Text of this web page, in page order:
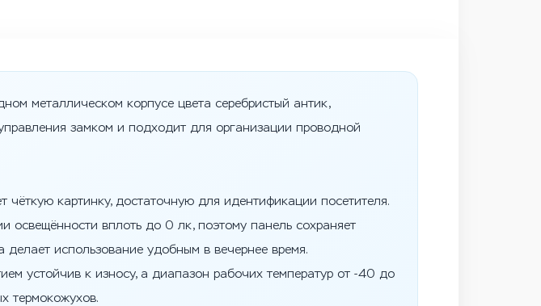
металлическом корпусе цвета серебристый антик,
замком и подходит для организации проводной
картинку, достаточную для идентификации посетителя.
освещённости вплоть до 0 лк, поэтому панель сохраняет
использование удобным в вечернее время.
устойчив к износу, а диапазон рабочих температур от -40 до
термокожухов.